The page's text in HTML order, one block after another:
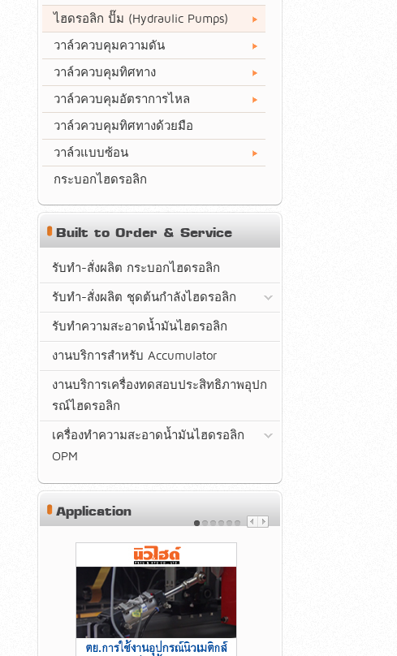
ไฮดรอลิก ปั๊ม (Hydraulic Pumps)
วาล์วควบคุมความดัน
วาล์วควบคุมทิศทาง
วาล์วควบคุมอัตราการไหล
วาล์วควบคุมทิศทางด้วยมือ
วาล์วแบบซ้อน
กระบอกไฮดรอลิก
Built to Order & Service
รับทำ-สั่งผลิต กระบอกไฮดรอลิก
รับทำ-สั่งผลิต ชุดต้นกำลังไฮดรอลิก
รับทำความสะอาดน้ำมันไฮดรอลิก
งานบริการสำหรับ Accumulator
งานบริการเครื่องทดสอบประสิทธิภาพอุปก
รณ์ไฮดรอลิก
เครื่องทำความสะอาดน้ำมันไฮดรอลิก
OPM
Application